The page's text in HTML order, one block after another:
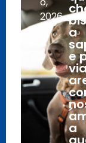
2026
a
e
a